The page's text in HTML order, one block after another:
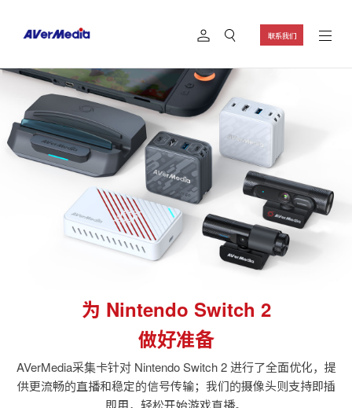
联系我们
为 Nintendo Switch 2
做好准备
AVerMedia采集卡针对 Nintendo Switch 2进行了全面优化，提
供更流畅的直播和稳定的信号传输；我们的摄像头则支持即插
即用，轻松开始游戏直播。